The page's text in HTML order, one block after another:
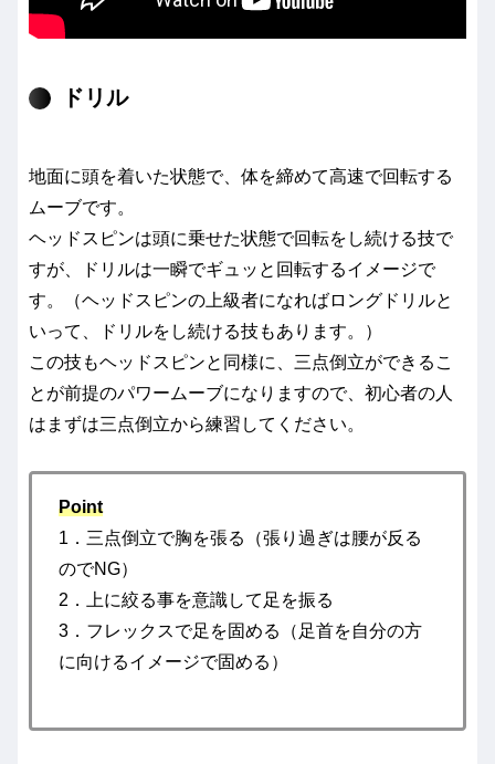
ドリル
地面に頭を着いた状態で、体を締めて高速で回転する
ムーブです。
ヘッドスピンは頭に乗せた状態で回転をし続ける技で
すが、ドリルは一瞬でギュッと回転するイメージで
す。（ヘッドスピンの上級者になればロングドリルと
いって、ドリルをし続ける技もあります。）
この技もヘッドスピンと同様に、三点倒立ができるこ
とが前提のパワームーブになりますので、初心者の人
はまずは三点倒立から練習してください。
Point
1．三点倒立で胸を張る（張り過ぎは腰が反る
のでNG）
2．上に絞る事を意識して足を振る
3．フレックスで足を固める（足首を自分の方
に向けるイメージで固める）